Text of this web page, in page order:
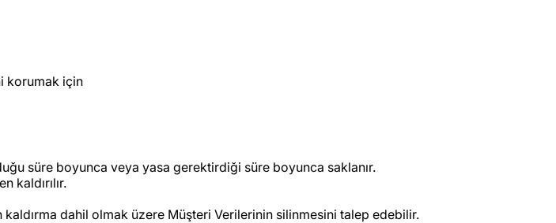
korumak için
süre boyunca veya yasa gerektirdiği süre boyunca saklanır.
kaldırılır.
dahil olmak üzere Müşteri Verilerinin silinmesini talep edebilir.